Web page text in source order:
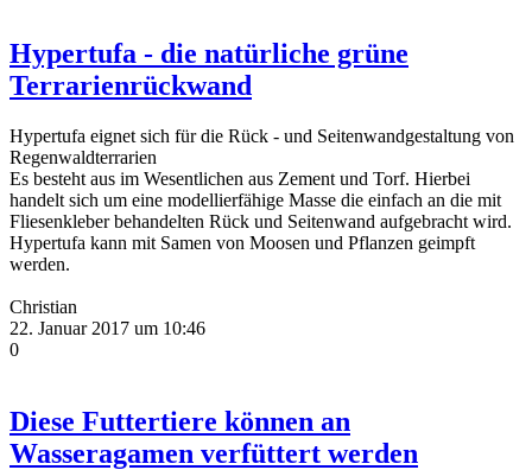
Hypertufa - die natürliche grüne
Terrarienrückwand
Hypertufa eignet sich für die Rück - und Seitenwandgestaltung von
Regenwaldterrarien
Es besteht aus im Wesentlichen aus Zement und Torf. Hierbei
handelt sich um eine modellierfähige Masse die einfach an die mit
Fliesenkleber behandelten Rück und Seitenwand aufgebracht wird.
Hypertufa kann mit Samen von Moosen und Pflanzen geimpft
werden.
Christian
22. Januar 2017 um 10:46
0
Diese Futtertiere können an
Wasseragamen verfüttert werden